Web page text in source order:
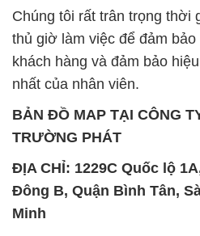
Chúng tôi rất trân trọng thời
thủ giờ làm việc để đảm
khách hàng và đảm bảo
nhất của nhân viên.
BẢN ĐỒ MAP TẠI CÔNG
TRƯỜNG PHÁT
ĐỊA CHỈ: 1229C Quốc lộ
Đông B, Quận Bình Tân,
Minh